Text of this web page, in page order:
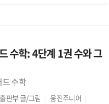
수학: 4단계 1권 수와 그
수학
판부글/그림
웅진주니어